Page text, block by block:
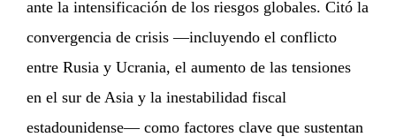
ante la intensificación de los riesgos globales. Citó la
convergencia de crisis —incluyendo el conflicto
entre Rusia y Ucrania, el aumento de las tensiones
en el sur de Asia y la inestabilidad fiscal
estadounidense— como factores clave que sustentan